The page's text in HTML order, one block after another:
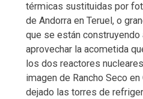
térmicas sustituidas por
de Andorra en Teruel, o
que se están
aprovechar la acometida
los dos reactores
imagen de Rancho Seco
dejado las torres de